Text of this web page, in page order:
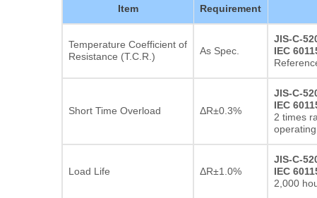
Item Requirement
Temperature Coefficient of
Resistance (T.C.R.)
As Spec.
JIS-C-
IEC
Short Time Overload ΔR±0.3%
JIS-C-
IEC
2 times
Load Life ΔR±1.0%
JIS-C-
IEC
2,000